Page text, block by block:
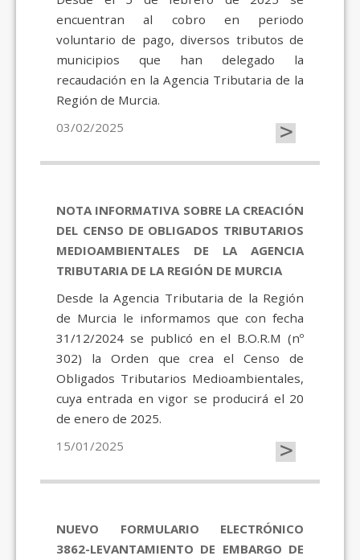
encuentran al cobro en periodo
voluntario de pago, diversos tributos de
municipios que han delegado la
recaudación en la Agencia Tributaria de la
Región de Murcia.
03/02/2025
>
NOTA INFORMATIVA SOBRE LA CREACIÓN
DEL CENSO DE OBLIGADOS TRIBUTARIOS
MEDIOAMBIENTALES DE LA AGENCIA
TRIBUTARIA DE LA REGIÓN DE MURCIA
Desde la Agencia Tributaria de la Región
de Murcia le informamos que con fecha
31/12/2024 se publicó en el B.O.R.M (nº
302) la Orden que crea el Censo de
Obligados Tributarios Medioambientales,
cuya entrada en vigor se producirá el 20
de enero de 2025.
15/01/2025
>
NUEVO FORMULARIO ELECTRÓNICO
3862-LEVANTAMIENTO DE EMBARGO DE